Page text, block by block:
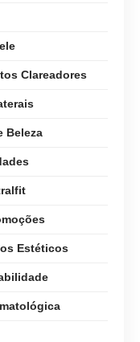
Clareadores
Beleza
Estéticos